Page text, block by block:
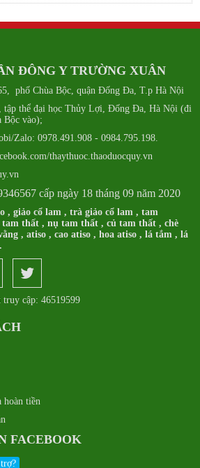
ĐÔNG Y TRƯỜNG XUÂN
phố Chùa Bộc, quận Đống Đa, T.p Hà Nội
tập thể đại học Thủy Lợi, Đống Đa, Hà Nội (đi
Bộc vào);
Zalo: 0978.491.908 - 0984.795.198.
thaythuoc.thaoduocquy.vn
cấp ngày 18 tháng 09 năm 2020
,giảo cổ lam ,trà giảo cổ lam ,tam
tam thất ,nụ tam thất ,củ tam thất ,chè
,atiso ,cao atiso ,hoa atiso ,lá tắm ,lá
.
cập: 46519599
hoàn tiền
FACEBOOK